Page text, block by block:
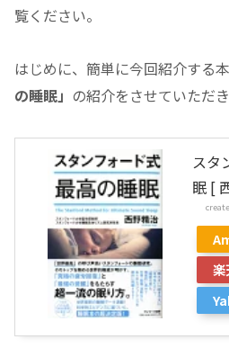
覧ください。
はじめに、簡単に今回紹介する本
の睡眠」 の紹介をさせていただき
スタ
眠 [
楽